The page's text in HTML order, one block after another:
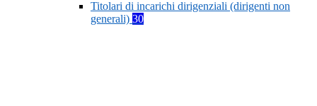
Titolari di incarichi dirigenziali (dirigenti non
generali) 30